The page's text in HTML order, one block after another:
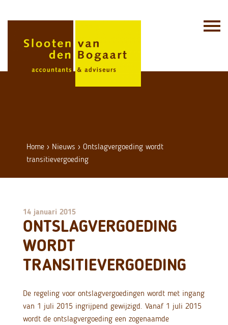
Home › Nieuws ›Ontslagvergoeding wordt
transitievergoeding
14 januari 2015
ONTSLAGVERGOEDING
WORDT
TRANSITIEVERGOEDING
De regeling voor ontslagvergoedingen wordt met ingang
van 1 juli 2015 ingrijpend gewijzigd. Vanaf 1 juli 2015
wordt de ontslagvergoeding een zogenaamde